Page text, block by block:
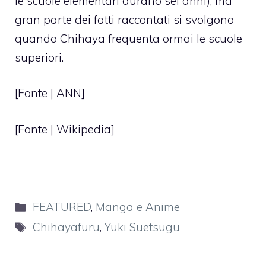
gran parte dei fatti raccontati si svolgono
quando Chihaya frequenta ormai le scuole
superiori.
[Fonte | ANN]
[Fonte | Wikipedia]
Categorie
FEATURED, Manga e Anime
Tag
Chihayafuru,Yuki Suetsugu